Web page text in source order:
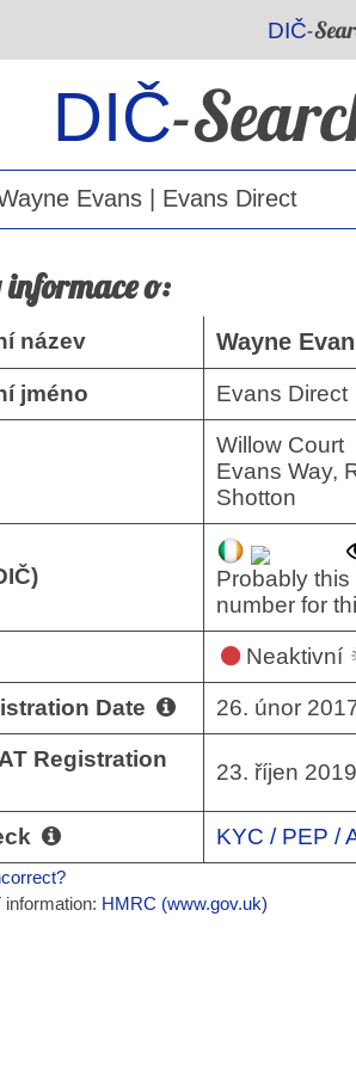
DIČ-
DIČ-
informace o:
název Wayne
jméno Evans Direct
Willow Court
Evans Way,
Shotton
Probably
number for
Neaktivní
Date 26. únor
Registration
23. říjen 2019
KYC / PEP /
information: HMRC (www.gov.uk)